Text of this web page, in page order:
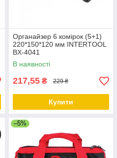
Органайзер 6 комірок (5+1)
220*150*120 мм INTERTOOL
BX-4041
В наявності
217,55 ₴ 229 ₴
Купити
–5%